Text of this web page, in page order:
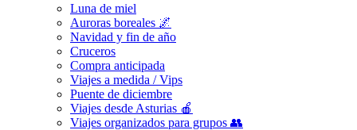
Luna de miel
Auroras boreales 🌌
Navidad y fin de año
Cruceros
Compra anticipada
Viajes a medida / Vips
Puente de diciembre
Viajes desde Asturias 🍎
Viajes organizados para grupos 👥